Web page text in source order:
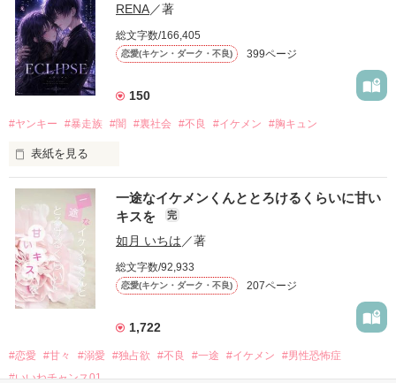
モテる人を好きになるのが怖かった。
だから私は、中学時代に大好きだった彼を自分から振った。
もう会うことはないと思っていたのに、
高校生になって再会した彼は、隣の学校で”王子様”と呼ばれる
他の女の子には冷たいのに
私にだけ昔と変わらない笑顔を向けてくる。
「澪ちゃん。」
それは止まっていた恋が再び動き始める合図──。
✨.ﾟ･*..☆.｡.:*✨.☆.｡.:. *:ﾟ✨.ﾟ･*..☆.｡.:*✨
冴木澪-SaekiMio
RENA／著
総文字数/166,405
恋愛(キケン・ダーク・不良) 399ページ
150
#ヤンキー #暴走族 #闇 #裏社会 #不良 #イケメン #胸キュン
表紙を見る
表紙画像はAIです
作品を読む
一途なイケメンくんととろけるくらいに甘い
キスを
完
如月 いちは ／著
総文字数/92,933
恋愛(キケン・ダーク・不良) 207ページ
1,722
#恋愛 #甘々 #溺愛 #独占欲 #不良 #一途 #イケメン
#男性恐怖症
#いいねチャンス01